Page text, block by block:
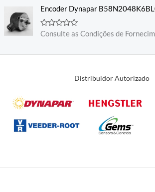
d
5
l
a
ç
ã
d
Encoder Dynapar
A
l
d
e
Consulte as Condições de
Distribuidor Autorizado